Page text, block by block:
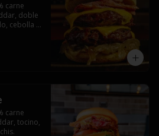
carne
doble
cebolla
carne
tocino,